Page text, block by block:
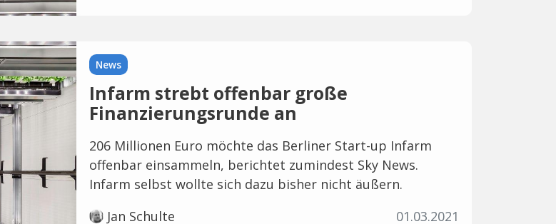
News
Infarm strebt offenbar große
Finanzierungsrunde an
206 Millionen Euro möchte das Berliner Start-up Infarm
offenbar einsammeln, berichtet zumindest Sky News.
Infarm selbst wollte sich dazu bisher nicht äußern.
Jan Schulte
01.03.2021